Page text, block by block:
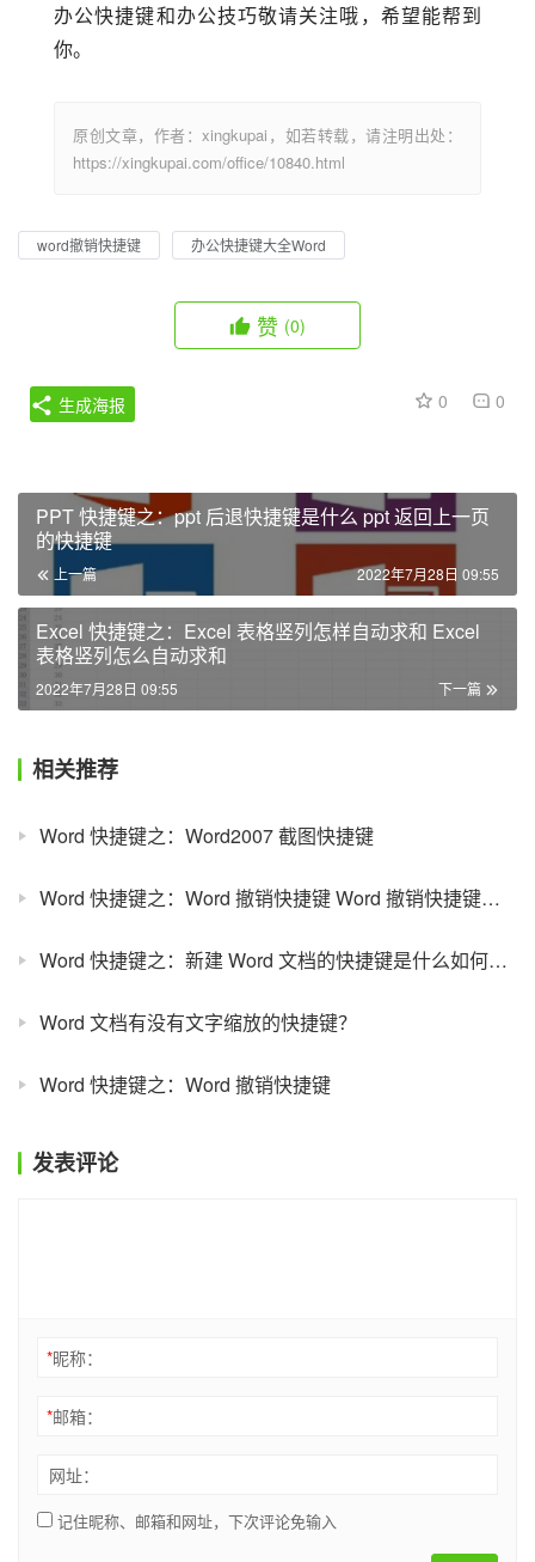
办公快捷键和办公技巧敬请关注哦，希望能帮到
你。
原创文章，作者：xingkupai，如若转载，请注明出处：
https://xingkupai.com/office/10840.html
word撤销快捷键 办公快捷键大全Word
赞 (0)
0 0
生成海报
PPT 快捷键之：ppt 后退快捷键是什么 ppt 返回上一页
的快捷键
上一篇 2022年7月28日 09:55
Excel 快捷键之：Excel 表格竖列怎样自动求和 Excel
表格竖列怎么自动求和
下一篇
2022年7月28日 09:55
相关推荐
Word 快捷键之：Word2007 截图快捷键
Word 快捷键之：Word 撤销快捷键 Word 撤销快捷键是什么
Word 快捷键之：新建 Word 文档的快捷键是什么如何快速新建 Word 文档
Word 文档有没有文字缩放的快捷键？
Word 快捷键之：Word 撤销快捷键
发表评论
*昵称：
*邮箱：
网址：
记住昵称、邮箱和网址，下次评论免输入